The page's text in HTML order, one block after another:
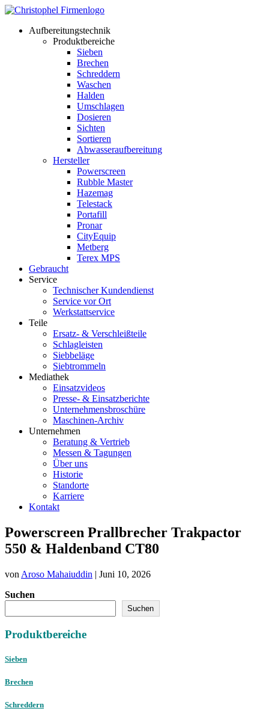
Aufbereitungstechnik
Produktbereiche
Sieben
Brechen
Schreddern
Waschen
Halden
Umschlagen
Dosieren
Sichten
Sortieren
Abwasseraufbereitung
Hersteller
Powerscreen
Rubble Master
Hazemag
Telestack
Portafill
Pronar
CityEquip
Metberg
Terex MPS
Gebraucht
Service
Technischer Kundendienst
Service vor Ort
Werkstattservice
Teile
Ersatz- & Verschleißteile
Schlagleisten
Siebbeläge
Siebtrommeln
Mediathek
Einsatzvideos
Presse- & Einsatzberichte
Unternehmensbroschüre
Maschinen-Archiv
Unternehmen
Beratung & Vertrieb
Messen & Tagungen
Über uns
Historie
Standorte
Karriere
Kontakt
Powerscreen Prallbrecher Trakpactor
550 & Haldenband CT80
von Aroso Mahaiuddin | Juni 10, 2026
Suchen
Suchen
Produktbereiche
Sieben
Brechen
Schreddern